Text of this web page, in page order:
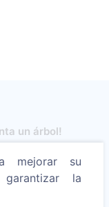
un árbol!
mejorar su
la